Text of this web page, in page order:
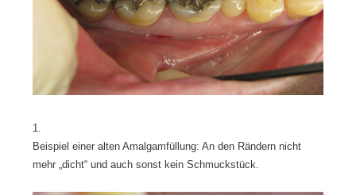
1.
Beispiel einer alten Amalgamfüllung: An den Rändern nicht
mehr „dicht“ und auch sonst kein Schmuckstück.